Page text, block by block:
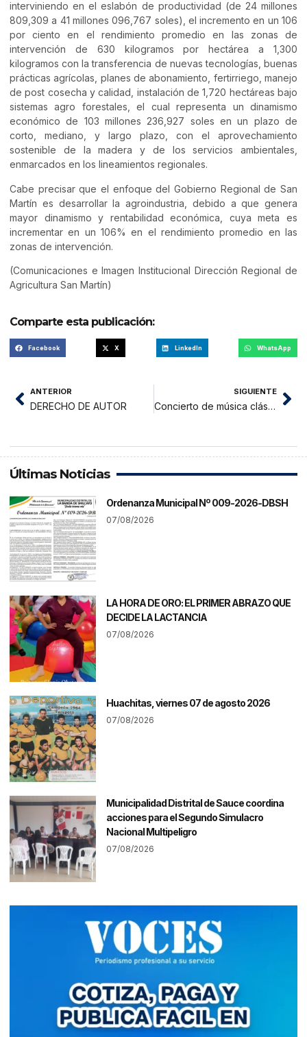
interviniendo en el eslabón de productividad (de 24 millones
809,309 a 41 millones 096,767 soles), el incremento en un 106
por ciento en el rendimiento promedio en las zonas de
intervención de 630 kilogramos por hectárea a 1,300
kilogramos con la transferencia de nuevas tecnologías, buenas
prácticas agrícolas, planes de abonamiento, fertirriego, manejo
de post cosecha y calidad, instalación de 1,720 hectáreas bajo
sistemas agro forestales, el cual representa un dinamismo
económico de 103 millones 236,927 soles en un plazo de
corto, mediano, y largo plazo, con el aprovechamiento
sostenible de la madera y de los servicios ambientales,
enmarcados en los lineamientos regionales.
Cabe precisar que el enfoque del Gobierno Regional de San
Martín es desarrollar la agroindustria, debido a que genera
mayor dinamismo y rentabilidad económica, cuya meta es
incrementar en un 106% en el rendimiento promedio en las
zonas de intervención.
(Comunicaciones e Imagen Institucional Dirección Regional de
Agricultura San Martín)
Comparte esta publicación:
Facebook X LinkedIn WhatsApp
ANTERIOR
DERECHO DE AUTOR
SIGUIENTE
Concierto de música clásica en Tarapoto
Últimas Noticias
Ordenanza Municipal Nº 009-2026-DBSH
07/08/2026
LA HORA DE ORO: EL PRIMER ABRAZO QUE
DECIDE LA LACTANCIA
07/08/2026
Huachitas, viernes 07 de agosto 2026
07/08/2026
Municipalidad Distrital de Sauce coordina
acciones para el Segundo Simulacro
Nacional Multipeligro
07/08/2026